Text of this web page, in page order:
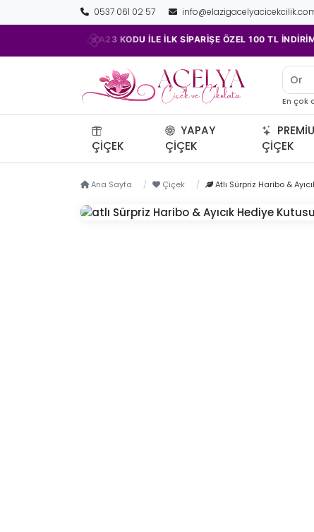
0537 061 02 57
ACELYA23 KODU İLE İLK SİPARİŞE ÖZEL 100 TL İNDİRİM!
En çok
ÇIÇEK
YAPAY
ÇIÇEK
ÇIÇEK
Ana Sayfa Çiçek Atlı Sürpriz Haribo &